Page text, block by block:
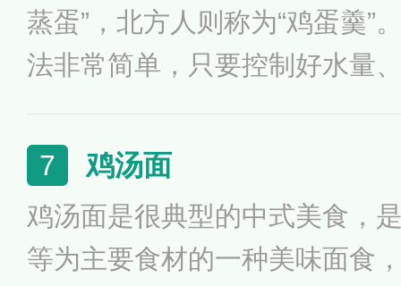
蒸蛋”，北方人则称为“鸡蛋羹”
法非常简单，只要控制好水量
7 鸡汤面
鸡汤面是很典型的中式美食，
等为主要食材的一种美味面食